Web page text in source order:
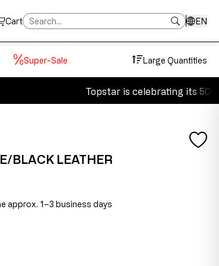
Cart EN
Super-Sale Large Quantities
Topstar is celebrating its 50th
BLACK LEATHER
approx. 1–3 business days